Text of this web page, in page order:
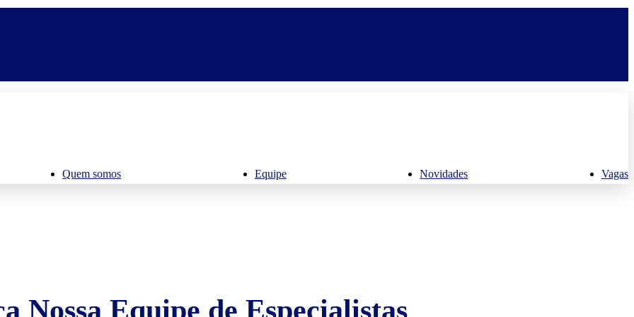
Quem somos Equipe Novidades Vagas
Nossa Equipe de Especialistas